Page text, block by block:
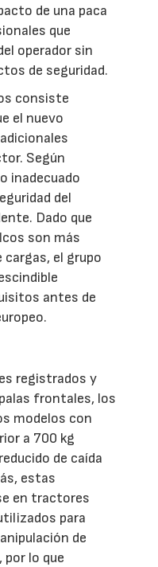
de una paca
que
operador sin
de seguridad.
consiste
el nuevo
Según
inadecuado
del
Dado que
son más
cargas, el grupo
antes de
registrados y
frontales, los
modelos con
a 700 kg
de caída
estas
en tractores
para
de
por lo que